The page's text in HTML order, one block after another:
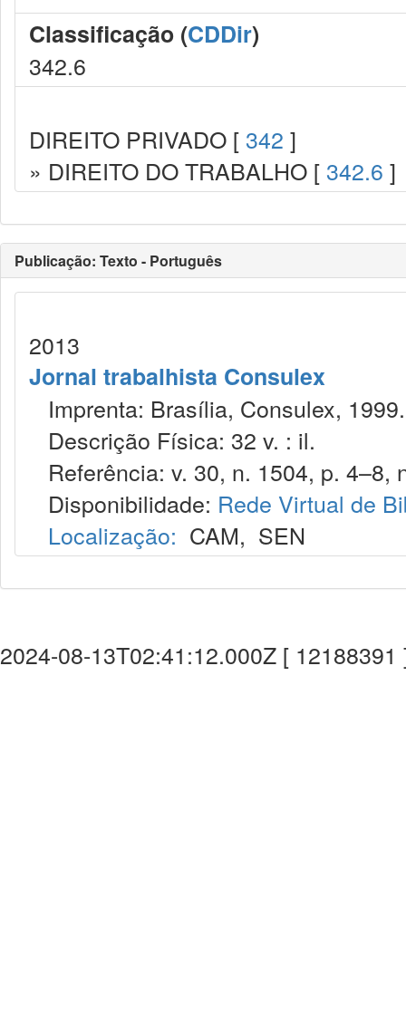
Classificação (CDDir)
342.6
DIREITO PRIVADO [ 342 ]
» DIREITO DO TRABALHO [ 342.6 ]
Publicação: Texto - Português
2013
Jornal trabalhista Consulex
Imprenta: Brasília, Consulex, 1999.
Descrição Física: 32 v. : il.
Referência: v. 30, n. 1504, p. 4–8,
Disponibilidade: Rede Virtual de
Localização: CAM, SEN
2024-08-13T02:41:12.000Z [ 12188391